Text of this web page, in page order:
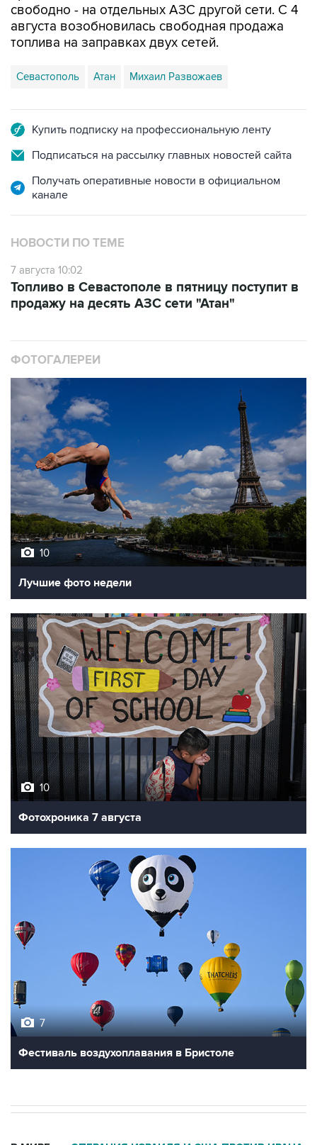
топлива на заправках двух сетей.
Севастополь Атан Михаил Развожаев
Подписаться на рассылку главных новостей сайта
Получать оперативные новости в официальном
НОВОСТИ ПО ТЕМЕ
7 августа 10:02
продажу на десять АЗС сети "Атан"
10
Лучшие фото недели
10
Фотохроника 7 августа
Фестиваль воздухоплавания в Бристоле